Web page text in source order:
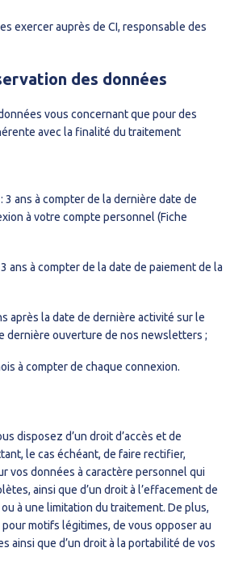
exercer auprès de CI, responsable des
des données
vous concernant que pour des
avec la finalité du traitement
3 ans à compter de la dernière date de
à votre compte personnel (Fiche
ans à compter de la date de paiement de la
après la date de dernière activité sur le
dernière ouverture de nos newsletters ;
à compter de chaque connexion.
disposez d’un droit d’accès et de
le cas échéant, de faire rectifier,
vos données à caractère personnel qui
ainsi que d’un droit à l’effacement de
à une limitation du traitement. De plus,
motifs légitimes, de vous opposer au
ainsi que d’un droit à la portabilité de vos